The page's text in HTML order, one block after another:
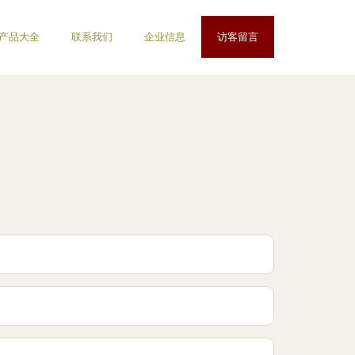
产品大全 联系我们 企业信息 访客留言